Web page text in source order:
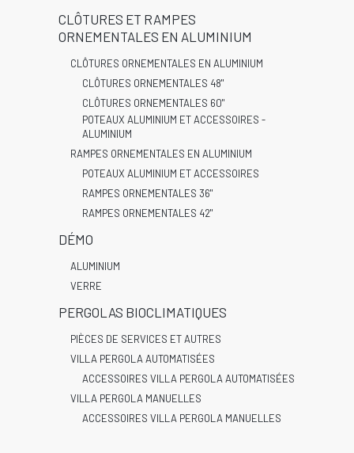
CLÔTURES ET RAMPES
ORNEMENTALES EN ALUMINIUM
CLÔTURES ORNEMENTALES EN ALUMINIUM
CLÔTURES ORNEMENTALES 48"
CLÔTURES ORNEMENTALES 60"
POTEAUX ALUMINIUM ET ACCESSOIRES -
ALUMINIUM
RAMPES ORNEMENTALES EN ALUMINIUM
POTEAUX ALUMINIUM ET ACCESSOIRES
RAMPES ORNEMENTALES 36"
RAMPES ORNEMENTALES 42"
DÉMO
ALUMINIUM
VERRE
PERGOLAS BIOCLIMATIQUES
PIÈCES DE SERVICES ET AUTRES
VILLA PERGOLA AUTOMATISÉES
ACCESSOIRES VILLA PERGOLA AUTOMATISÉES
VILLA PERGOLA MANUELLES
ACCESSOIRES VILLA PERGOLA MANUELLES